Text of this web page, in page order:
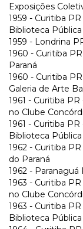
Exposições
1959 - Curitiba
Biblioteca
1959 - Londrina
1960 - Curitiba
Paraná
1960 - Curitiba
Galeria de Arte
1961 - Curitiba
no Clube
1961 - Curitiba
Biblioteca
1962 - Curitiba
do Paraná
1962 -
1963 - Curitiba
no Clube
1963 - Curitiba
Biblioteca